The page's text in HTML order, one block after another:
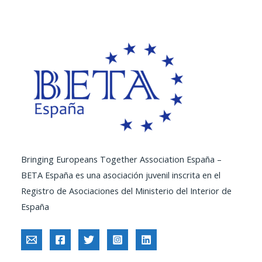
Bringing Europeans Together Association España –
BETA España es una asociación juvenil inscrita en el
Registro de Asociaciones del Ministerio del Interior de
España